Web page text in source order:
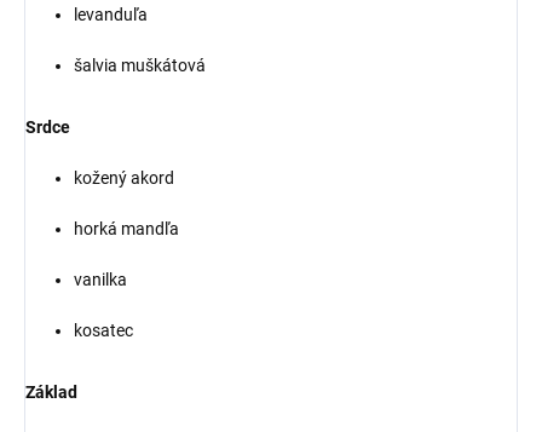
levanduľa
šalvia muškátová
Srdce
kožený akord
horká mandľa
vanilka
kosatec
Základ